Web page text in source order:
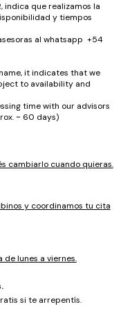
indica que realizamos la
y tiempos
al whatsapp +54
it indicates that we
to availability and
time with our advisors
~ 60 days)
cambiarlo cuando quieras.
y coordinamos tu cita
de lunes a viernes.
si te arrepentís.